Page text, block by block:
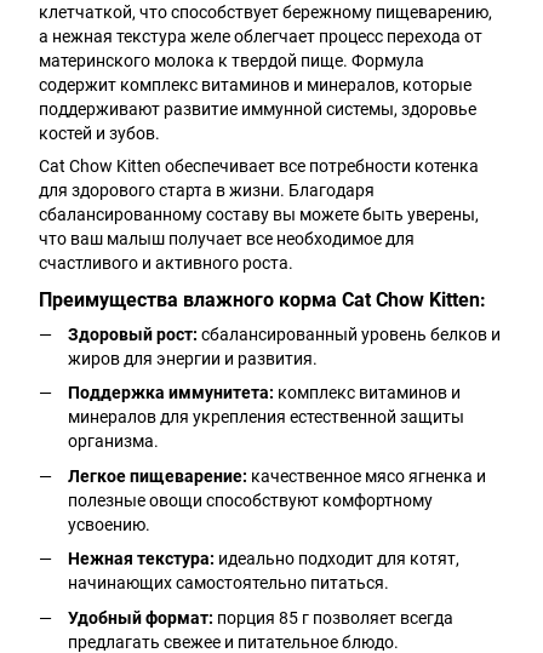
клетчаткой, что способствует бережному пищеварению,
а нежная текстура желе облегчает процесс перехода от
материнского молока к твердой пище. Формула
содержит комплекс витаминов и минералов, которые
поддерживают развитие иммунной системы, здоровье
костей и зубов.
Cat Chow Kitten обеспечивает все потребности котенка
для здорового старта в жизни. Благодаря
сбалансированному составу вы можете быть уверены,
что ваш малыш получает все необходимое для
счастливого и активного роста.
Преимущества влажного корма Cat Chow Kitten:
Здоровый рост: сбалансированный уровень белков и
жиров для энергии и развития.
Поддержка иммунитета: комплекс витаминов и
минералов для укрепления естественной защиты
организма.
Легкое пищеварение: качественное мясо ягненка и
полезные овощи способствуют комфортному
усвоению.
Нежная текстура: идеально подходит для котят,
начинающих самостоятельно питаться.
Удобный формат: порция 85 г позволяет всегда
предлагать свежее и питательное блюдо.